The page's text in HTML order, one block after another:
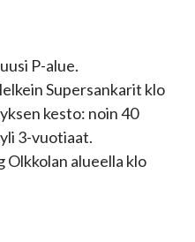
P-alue.
Supersankarit klo
kesto: noin 40
3-vuotiaat.
Olkkolan alueella klo